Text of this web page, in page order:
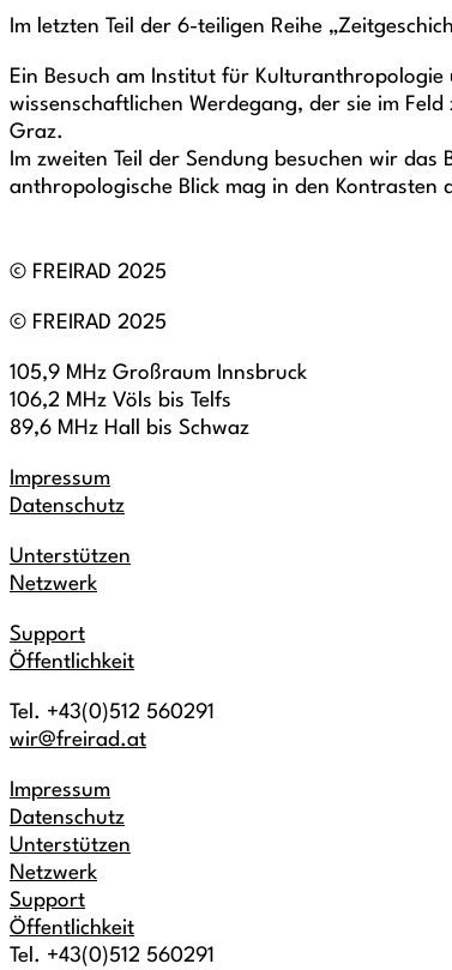
Im letzten Teil der 6-teiligen Reihe
Ein Besuch am Institut für
wissenschaftlichen Werdegang, der sie im
Graz.
Im zweiten Teil der Sendung besuchen wir
anthropologische Blick mag in den Kontrasten
© FREIRAD 2025
© FREIRAD 2025
105,9 MHz Großraum Innsbruck
106,2 MHz Völs bis Telfs
89,6 MHz Hall bis Schwaz
Impressum
Datenschutz
Unterstützen
Netzwerk
Support
Öffentlichkeit
Tel. +43(0)512 560291
wir@freirad.at
Impressum
Datenschutz
Unterstützen
Netzwerk
Support
Öffentlichkeit
Tel. +43(0)512 560291